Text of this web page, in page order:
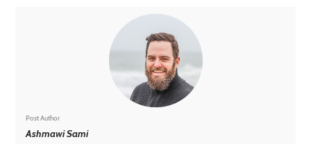
Post Author
Ashmawi Sami